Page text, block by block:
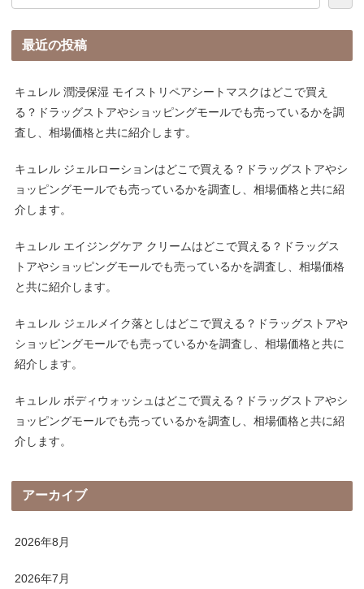
最近の投稿
キュレル 潤浸保湿 モイストリペアシートマスクはどこで買え
る？ドラッグストアやショッピングモールでも売っているかを調
査し、相場価格と共に紹介します。
キュレル ジェルローションはどこで買える？ドラッグストアやシ
ョッピングモールでも売っているかを調査し、相場価格と共に紹
介します。
キュレル エイジングケア クリームはどこで買える？ドラッグス
トアやショッピングモールでも売っているかを調査し、相場価格
と共に紹介します。
キュレル ジェルメイク落としはどこで買える？ドラッグストアや
ショッピングモールでも売っているかを調査し、相場価格と共に
紹介します。
キュレル ボディウォッシュはどこで買える？ドラッグストアやシ
ョッピングモールでも売っているかを調査し、相場価格と共に紹
介します。
アーカイブ
2026年8月
2026年7月